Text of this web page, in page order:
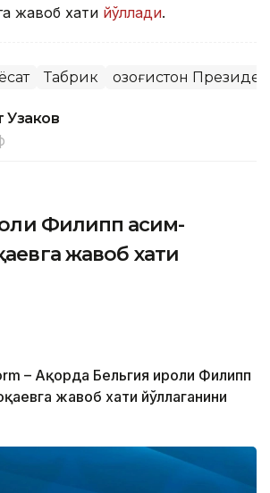
жавоб хати йўллади.
Табрик Қозоғистон
Узаков
Филипп Қасим-
жавоб хати
– Ақорда Бельгия Қироли Филипп
жавоб хати йўллаганини